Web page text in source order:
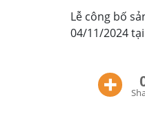
Lễ công bố
04/11/2024